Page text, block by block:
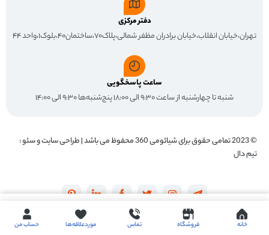
دفتر مرکزی
تهران،خیابان انقلاب،خیابان برادران مظفر شمالی،پلاک۷۰،ساختمان۴۰،بلوک۱،واحد ۴۴
ساعت پاسخگویی
شنبه تا چهارشنبه از ساعت ۹:۳۰ الی ۱۸:۰۰ پنج‌شنبه‌ها ۹:۳۰ الی ۱۴:۰۰
© 2023 تمامی حقوق برای شیائومی 360
محفوظ می باشد | طراحی سایت و سئو :
تیم دال
Buy now
خانه فروشگاه تماس موردعلاقه‌ها حساب من